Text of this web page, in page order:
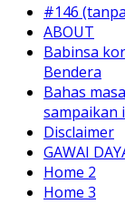
#146
ABOUT
Babinsa
Bendera
Bahas
sampaikan
Disclaimer
GAWAI
Home 2
Home 3